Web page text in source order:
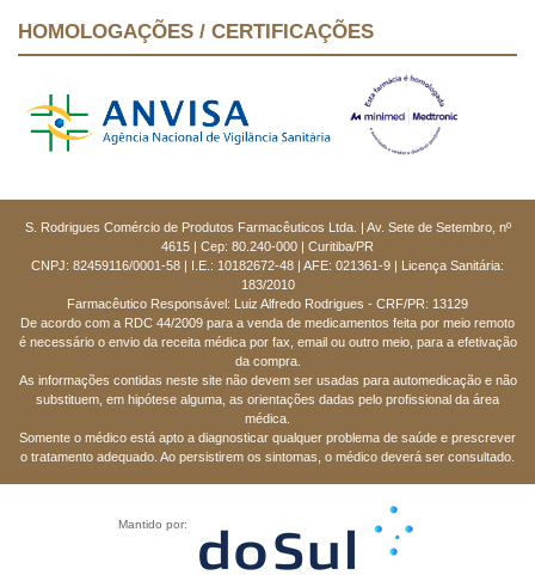
HOMOLOGAÇÕES / CERTIFICAÇÕES
S. Rodrigues Comércio de Produtos Farmacêuticos Ltda. | Av. Sete de Setembro, nº
4615 | Cep: 80.240-000 | Curitiba/PR
CNPJ: 82459116/0001-58 | I.E.: 10182672-48 | AFE: 021361-9 | Licença Sanitária:
183/2010
Farmacêutico Responsável: Luiz Alfredo Rodrigues - CRF/PR: 13129
De acordo com a RDC 44/2009 para a venda de medicamentos feita por meio remoto
é necessário o envio da receita médica por fax, email ou outro meio, para a efetivação
da compra.
As informações contidas neste site não devem ser usadas para automedicação e não
substituem, em hipótese alguma, as orientações dadas pelo profissional da área
médica.
Somente o médico está apto a diagnosticar qualquer problema de saúde e prescrever
o tratamento adequado. Ao persistirem os sintomas, o médico deverá ser consultado.
Mantido por: